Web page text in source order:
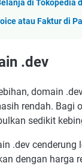
di Tokopedia
atau Faktur di
.dev
domain
rendah. Bagi
sedikit
.dev
dengan harga